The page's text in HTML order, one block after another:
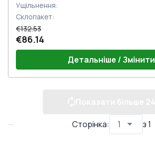
Ущільнення:
Склопакет:
€132.53
€86.14
Детальніше / Змінити
Сторінка: з1